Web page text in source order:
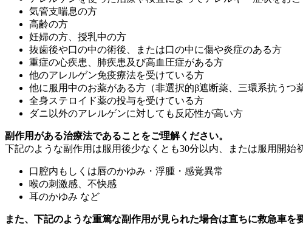
気管支喘息の方
高齢の方
妊婦の方、授乳中の方
抜歯後や口の中の術後、または口の中に傷や炎症のある方
重症の心疾患、肺疾患及び高血圧症がある方
他のアレルゲン免疫療法を受けている方
他に服用中のお薬がある方（非選択的β遮断薬、三環系抗う
全身ステロイド薬の投与を受けている方
ダニ以外のアレルゲンに対しても反応性が高い方
副作用がある治療法であることをご理解ください。
下記のような副作用は服用後少なくとも30分以内、または服用開
口腔内もしくは唇のかゆみ・浮腫・感覚異常
喉の刺激感、不快感
耳のかゆみ など
また、下記のような重篤な副作用が見られた場合は直ちに救急車を